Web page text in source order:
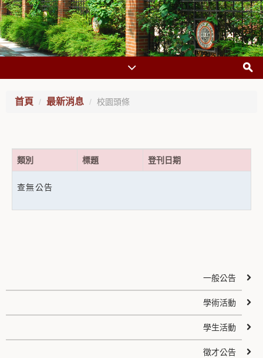
首頁 最新消息 校園頭條
類別 標題 登刊日期
查無公告
一般公告
學術活動
學生活動
徵才公告